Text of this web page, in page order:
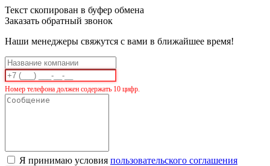
Текст скопирован в буфер обмена
Заказать обратный звонок
Наши менеджеры свяжутся с вами в ближайшее время!
Номер телефона должен содержать 10 цифр.
Я принимаю условия пользовательского соглашения